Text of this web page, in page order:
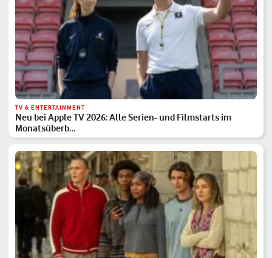
TV & ENTERTAINMENT
Neu bei Apple TV 2026: Alle Serien- und Filmstarts im
Monatsüberb…